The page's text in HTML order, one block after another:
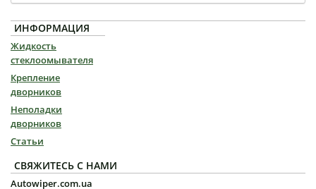
ИНФОРМАЦИЯ
Жидкость
стеклоомывателя
Крепление
дворников
Неполадки
дворников
Статьи
СВЯЖИТЕСЬ С НАМИ
Autowiper.com.ua